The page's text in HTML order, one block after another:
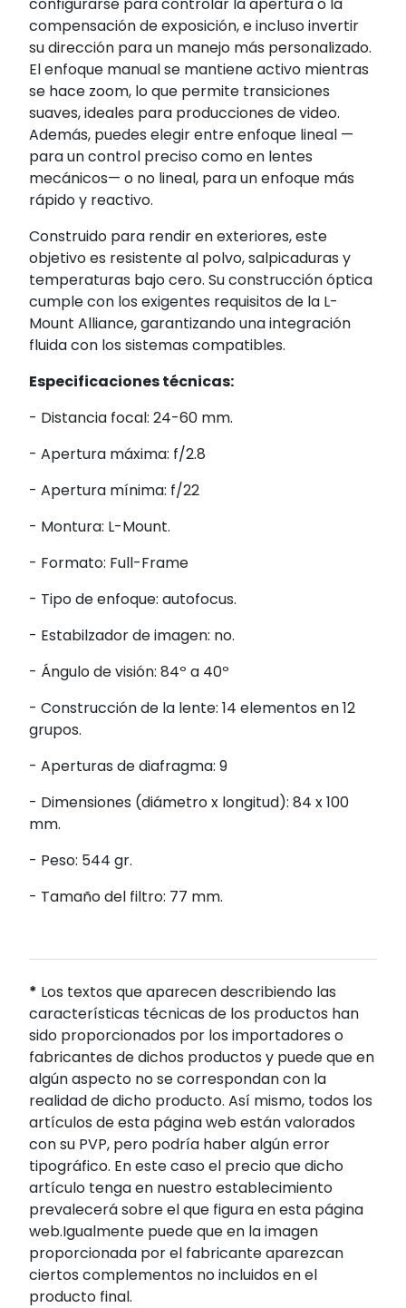
compensación de exposición, e incluso invertir
su dirección para un manejo más personalizado.
El enfoque manual se mantiene activo mientras
se hace zoom, lo que permite transiciones
suaves, ideales para producciones de video.
Además, puedes elegir entre enfoque lineal —
para un control preciso como en lentes
mecánicos— o no lineal, para un enfoque más
rápido y reactivo.
Construido para rendir en exteriores, este
objetivo es resistente al polvo, salpicaduras y
temperaturas bajo cero. Su construcción óptica
cumple con los exigentes requisitos de la L-
Mount Alliance, garantizando una integración
fluida con los sistemas compatibles.
Especificaciones técnicas:
- Distancia focal: 24-60 mm.
- Apertura máxima: f/2.8
- Apertura mínima: f/22
- Montura: L-Mount.
- Formato: Full-Frame
- Tipo de enfoque: autofocus.
- Estabilzador de imagen: no.
- Ángulo de visión: 84º a 40º
- Construcción de la lente: 14 elementos en 12
grupos.
- Aperturas de diafragma: 9
- Dimensiones (diámetro x longitud): 84 x 100
mm.
- Peso: 544 gr.
- Tamaño del filtro: 77 mm.
* Los textos que aparecen describiendo las
características técnicas de los productos han
sido proporcionados por los importadores o
fabricantes de dichos productos y puede que en
algún aspecto no se correspondan con la
realidad de dicho producto. Así mismo, todos los
artículos de esta página web están valorados
con su PVP, pero podría haber algún error
tipográfico. En este caso el precio que dicho
artículo tenga en nuestro establecimiento
prevalecerá sobre el que figura en esta página
web.Igualmente puede que en la imagen
proporcionada por el fabricante aparezcan
ciertos complementos no incluidos en el
producto final.